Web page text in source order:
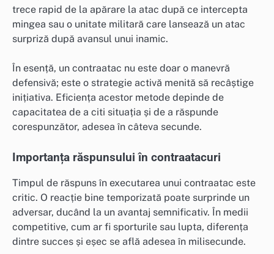
trece rapid de la apărare la atac după ce intercepta
mingea sau o unitate militară care lansează un atac
surpriză după avansul unui inamic.
În esență, un contraatac nu este doar o manevră
defensivă; este o strategie activă menită să recâștige
inițiativa. Eficiența acestor metode depinde de
capacitatea de a citi situația și de a răspunde
corespunzător, adesea în câteva secunde.
Importanța răspunsului în contraatacuri
Timpul de răspuns în executarea unui contraatac este
critic. O reacție bine temporizată poate surprinde un
adversar, ducând la un avantaj semnificativ. În medii
competitive, cum ar fi sporturile sau lupta, diferența
dintre succes și eșec se află adesea în milisecunde.